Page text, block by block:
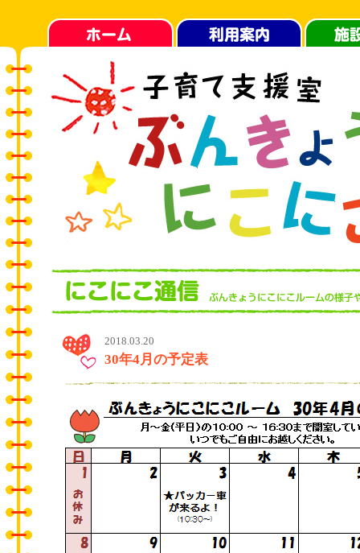
2018.03.20
30年4月の予定表